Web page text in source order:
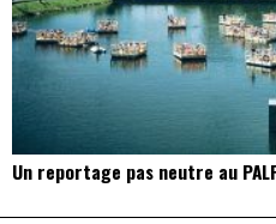
Un reportage pas neutre au